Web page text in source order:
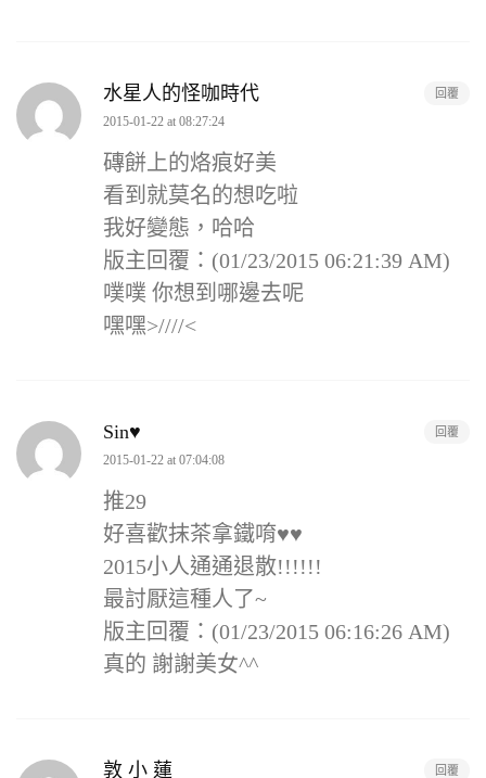
水星人的怪咖時代
2015-01-22 at 08:27:24
磚餅上的烙痕好美
看到就莫名的想吃啦
我好變態，哈哈
版主回覆：(01/23/2015 06:21:39 AM)
噗噗 你想到哪邊去呢
嘿嘿>////<
回覆
Sin♥
2015-01-22 at 07:04:08
推29
好喜歡抹茶拿鐵唷♥♥
2015小人通通退散!!!!!!
最討厭這種人了~
版主回覆：(01/23/2015 06:16:26 AM)
真的 謝謝美女^^
回覆
敦 小 蓮 回覆